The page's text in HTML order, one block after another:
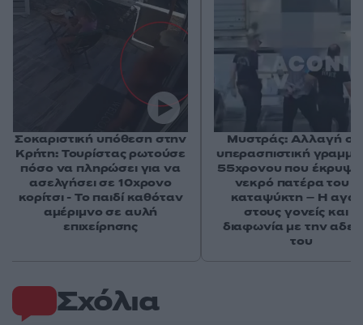
Σχόλια
Σοκαριστική υπόθεση στην
Κρήτη: Τουρίστας ρωτούσε
πόσο να πληρώσει για να
ασελγήσει σε 10χρονο
κορίτσι - Το παιδί καθόταν
αμέριμνο σε αυλή
επιχείρησης
Μυστράς: Αλλαγή
υπερασπιστική
55χρονου που έκρυψε
νεκρό πατέρα του
καταψύκτη – Η
στους γονείς και η
διαφωνία με την
του